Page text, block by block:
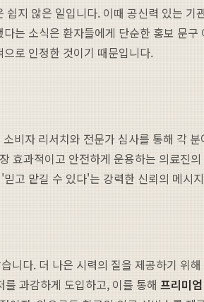
지 않은 일입니다. 이때 공신력 있는
다는 소식은 환자들에게 단순한 홍보 문
로 인정한 것이기 때문입니다.
소비자 리서치와 전문가 심사를 통해 각
효과적이고 안전하게 운용하는 의료진
고 맡길 수 있다'는 강력한 신뢰의 메시
니다. 더 나은 시력의 질을 제공하기 위
를 과감하게 도입하고, 이를 통해 프리미